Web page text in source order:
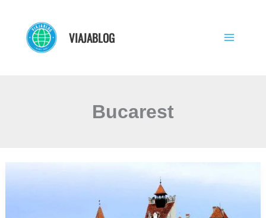
contenido
VIAJABLOG
Bucarest